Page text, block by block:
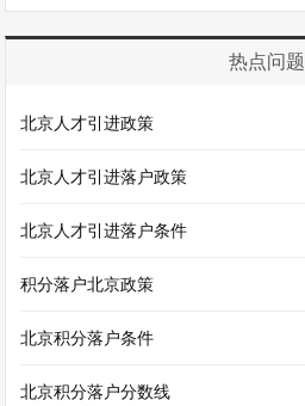
热点问题
北京人才引进政策
北京人才引进落户政策
北京人才引进落户条件
积分落户北京政策
北京积分落户条件
北京积分落户分数线